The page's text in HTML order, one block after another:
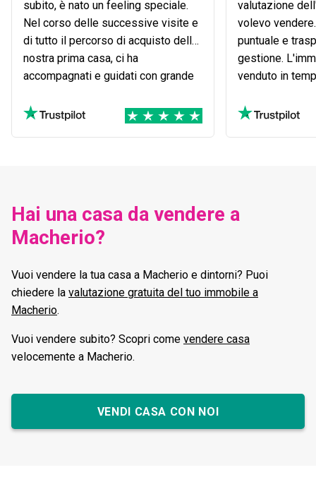
subito, è nato un feeling speciale.
Nel corso delle successive visite e
di tutto il percorso di acquisto della
nostra prima casa, ci ha
accompagnati e guidati con grande
Abbiamo apprezzato molto la sua
dubbio, sempre pronta ad aiutarci
anche nei momenti più delicati.
poteva sembrare complesso, è
stato affrontato con serenità e
fiducia. Siamo davvero felici e
lavoro. Consigliamo Elena a
chiunque cerchi un’agente
affidabile e soprattutto empatico.
Grazie di tutto!!! Francesca e
Angelo
valutazione
volevo
puntuale e
gestione.
venduto in
Hai una casa da vendere a
Macherio?
Vuoi vendere la tua casa a Macherio e dintorni? Puoi
chiedere la valutazione gratuita del tuo immobile a
Macherio.
Vuoi vendere subito? Scopri come vendere casa
velocemente a Macherio.
VENDI CASA CON NOI